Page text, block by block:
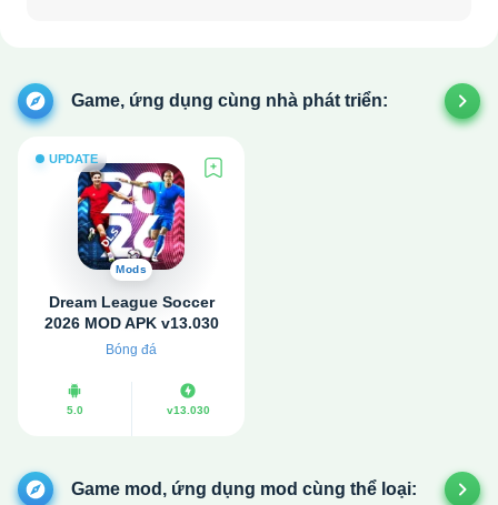
Game, ứng dụng cùng nhà phát triển:
UPDATE
Mods
Dream League Soccer
2026 MOD APK v13.030
(Vô hạn tiền, Mở khóa,
Bóng đá
5.0 v13.030
Game mod, ứng dụng mod cùng thể loại: